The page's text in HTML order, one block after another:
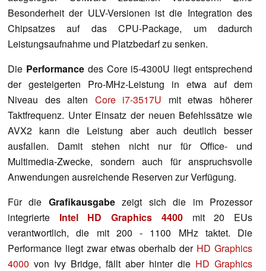
Besonderheit der ULV-Versionen ist die Integration des
Chipsatzes auf das CPU-Package, um dadurch
Leistungsaufnahme und Platzbedarf zu senken.
Die Performance des Core i5-4300U liegt entsprechend
der gesteigerten Pro-MHz-Leistung in etwa auf dem
Niveau des alten Core i7-3517U mit etwas höherer
Taktfrequenz. Unter Einsatz der neuen Befehlssätze wie
AVX2 kann die Leistung aber auch deutlich besser
ausfallen. Damit stehen nicht nur für Office- und
Multimedia-Zwecke, sondern auch für anspruchsvolle
Anwendungen ausreichende Reserven zur Verfügung.
Für die Grafikausgabezeigt sich die im Prozessor
integrierte Intel HD Graphics 4400mit 20 EUs
verantwortlich, die mit 200 - 1100 MHz taktet. Die
Performance liegt zwar etwas oberhalb der HD Graphics
4000 von Ivy Bridge, fällt aber hinter die HD Graphics